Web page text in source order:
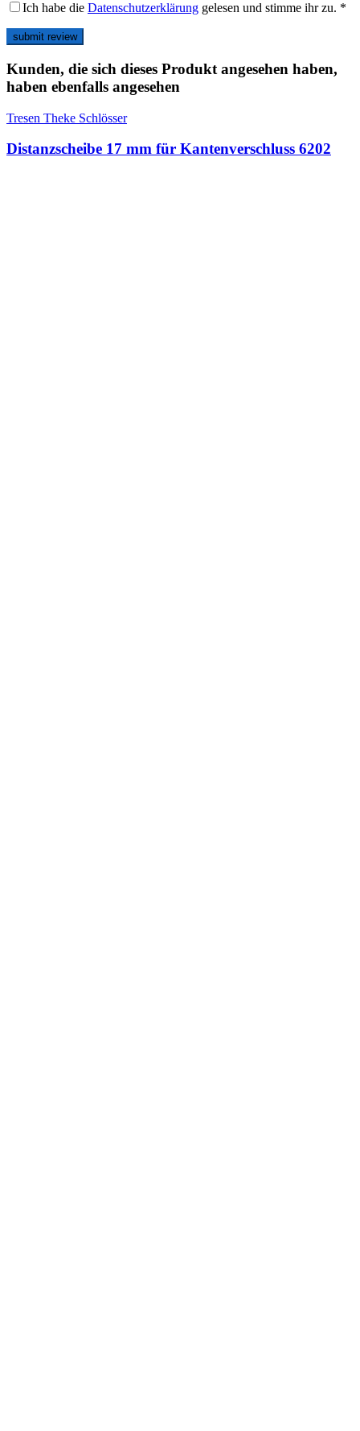
Ich habe die Datenschutzerklärung gelesen und stimme ihr zu. *
Kunden, die sich dieses Produkt angesehen haben,
haben ebenfalls angesehen
Tresen Theke Schlösser
Distanzscheibe 17 mm für Kantenverschluss 6202